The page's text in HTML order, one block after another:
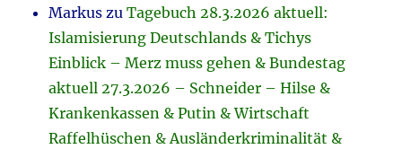
Markus zuTagebuch 28.3.2026 aktuell:
Islamisierung Deutschlands & Tichys
Einblick – Merz muss gehen & Bundestag
aktuell 27.3.2026 – Schneider – Hilse &
Krankenkassen & Putin & Wirtschaft
Raffelhüschen & Ausländerkriminalität &